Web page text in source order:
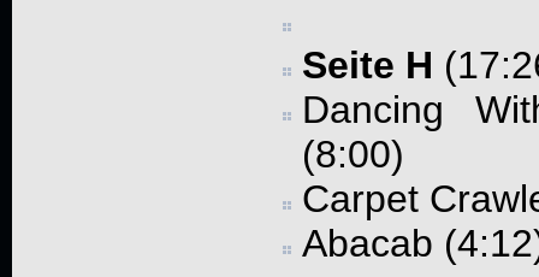
Seite H
Dancing
(8:00)
Carpet
Abacab